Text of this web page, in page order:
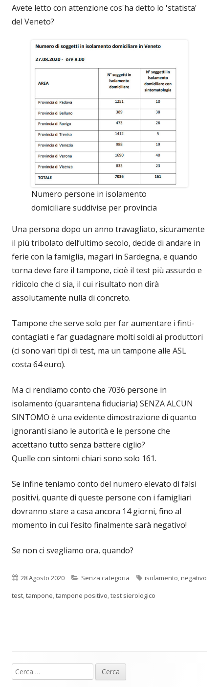
Avete letto con attenzione cos'ha detto lo 'statista'
del Veneto?
Numero persone in isolamento
domiciliare suddivise per provincia
Una persona dopo un anno travagliato, sicuramente
il più tribolato dell’ultimo secolo, decide di andare in
ferie con la famiglia, magari in Sardegna, e quando
torna deve fare il tampone, cioè il test più assurdo e
ridicolo che ci sia, il cui risultato non dirà
assolutamente nulla di concreto.
Tampone che serve solo per far aumentare i finti-
contagiati e far guadagnare molti soldi ai produttori
(ci sono vari tipi di test, ma un tampone alle ASL
costa 64 euro).
Ma ci rendiamo conto che 7036 persone in
isolamento (quarantena fiduciaria) SENZA ALCUN
SINTOMO è una evidente dimostrazione di quanto
ignoranti siano le autorità e le persone che
accettano tutto senza battere ciglio?
Quelle con sintomi chiari sono solo 161.
Se infine teniamo conto del numero elevato di falsi
positivi, quante di queste persone con i famigliari
dovranno stare a casa ancora 14 giorni, fino al
momento in cui l’esito finalmente sarà negativo!
Se non ci svegliamo ora, quando?
Pubblicato
28 Agosto 2020 Categorie
Senza categoria Tag
isolamento,negativo
test,tampone,tampone positivo,test sierologico
Barra
Ricerca
per: